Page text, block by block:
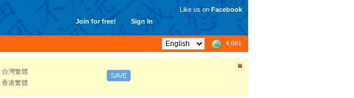
Join for free! Sign In
Like us on Facebook
4,681
台灣繁體
香港繁體
SAVE